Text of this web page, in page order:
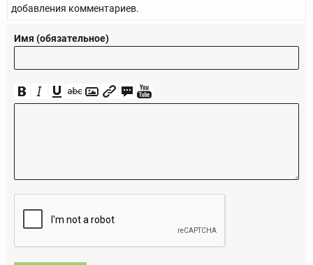
добавления комментариев.
Имя (обязательное)